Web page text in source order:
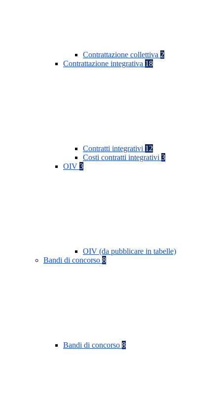
Contrattazione collettiva 2
Contrattazione integrativa 18
Contratti integrativi 12
Costi contratti integrativi 3
OIV 3
OIV (da pubblicare in tabelle)
Bandi di concorso 8
Bandi di concorso 8